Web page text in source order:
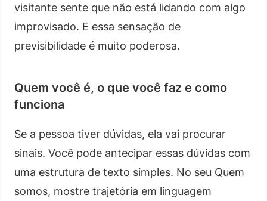
visitante sente que não está lidando com algo
improvisado. E essa sensação de
previsibilidade é muito poderosa.
Quem você é, o que você faz e como
funciona
Se a pessoa tiver dúvidas, ela vai procurar
sinais. Você pode antecipar essas dúvidas com
uma estrutura de texto simples. No seu Quem
somos, mostre trajetória em linguagem